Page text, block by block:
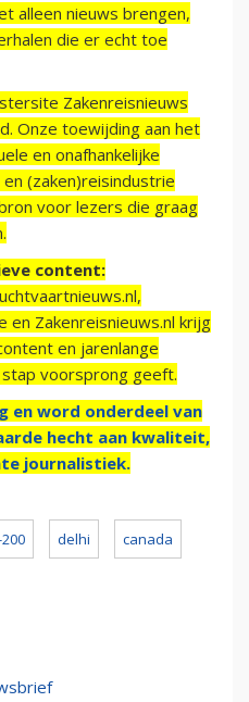
alleen nieuws brengen,
die er echt toe
Zakenreisnieuws
Onze toewijding aan het
en onafhankelijke
(zaken)reisindustrie
voor lezers die graag
content:
en Zakenreisnieuws.nl krijg
en jarenlange
voorsprong geeft.
en word onderdeel van
hecht aan kwaliteit,
journalistiek.
delhi canada